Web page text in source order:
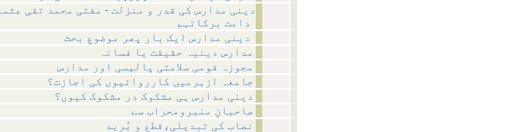
دینی مدارس کی قدر و منزلت - مفتی محمد تقی
مدارس دینیہ حقیقت یا فسانہ
مجوزہ قومی سلامتی پالیسی اور مدارس
جامعہ ازہرمیں کارروائیوں کی اجازت؟
دینی مدارس ہی مشکوک در مشکوک کیوں؟
صاحبانِ منبرومحراب سے
نصاب کی تبدیلی،قطع و بُرید